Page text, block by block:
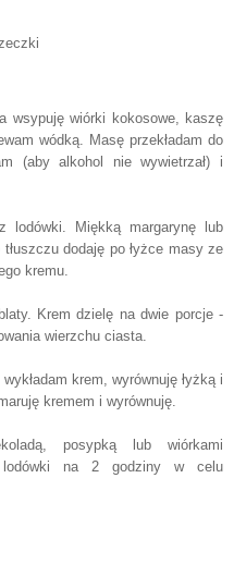
wsypuję wiórki kokosowe, kaszę
wódką. Masę przekładam do
(aby alkohol nie wywietrzał) i
lodówki. Miękką margarynę lub
dodaję po łyżce masy ze
kremu.
Krem dzielę na dwie porcje -
wierzchu ciasta.
krem, wyrównuję łyżką i
kremem i wyrównuję.
posypką lub wiórkami
lodówki na 2 godziny w celu